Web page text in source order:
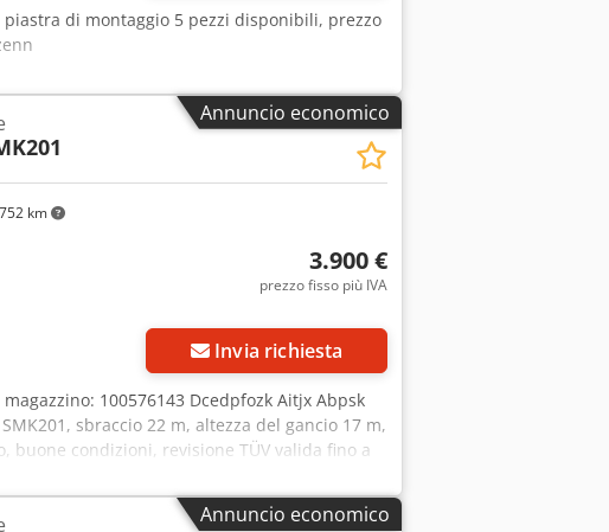
di montaggio 5 pezzi disponibili, prezzo
Annuncio economico
km
3.900 €
prezzo fisso più IVA
Invia richiesta
100576143 Dcedpfozk Aitjx Abpsk
sbraccio 22 m, altezza del gancio 17 m,
buone condizioni, revisione TÜV valida fino a
Annuncio economico